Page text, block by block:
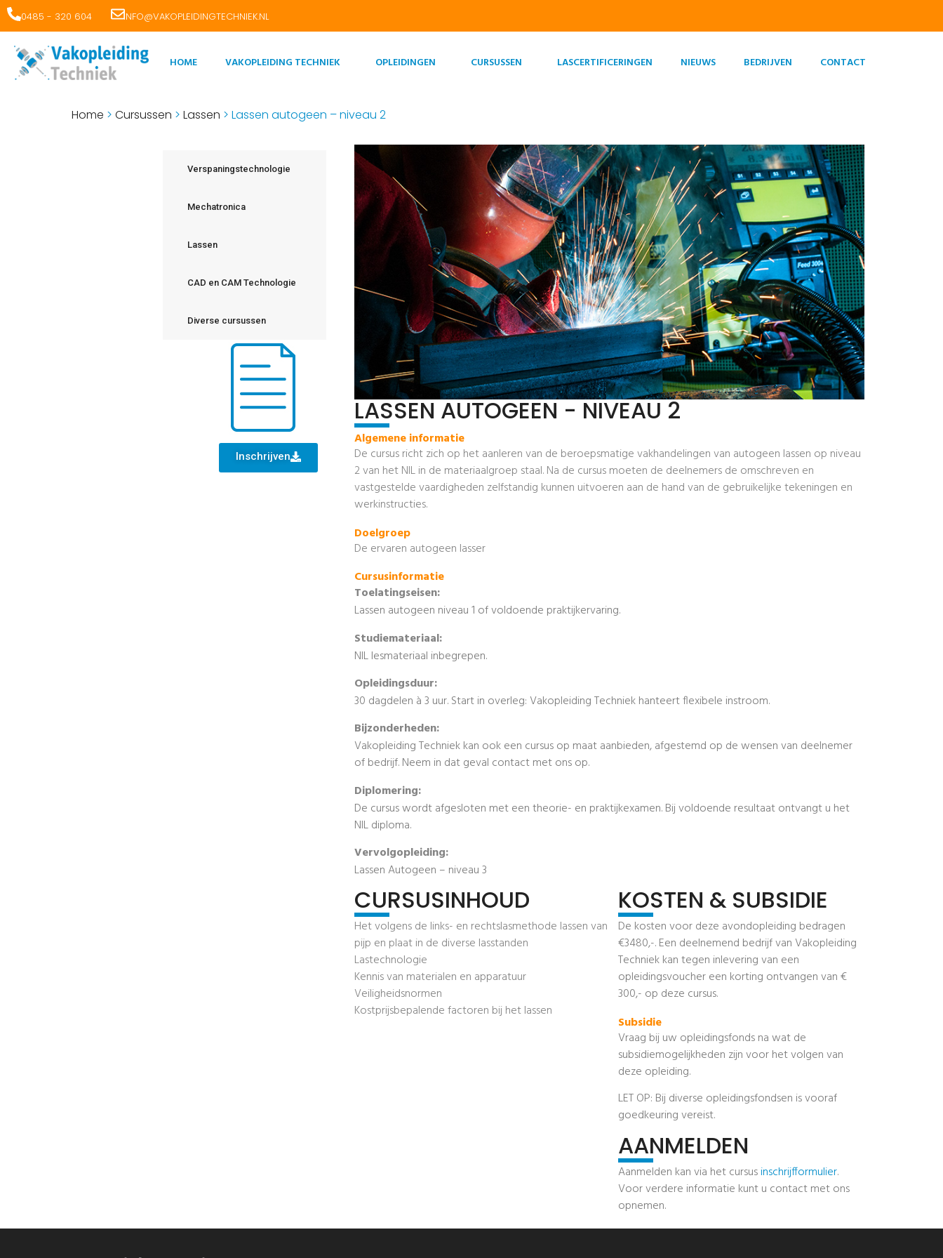
0485 - 320 604 INFO@VAKOPLEIDINGTECHNIEK.NL
HOME VAKOPLEIDING TECHNIEK OPLEIDINGEN CURSUSSEN LASCERTIFICERINGEN NIEUWS BEDRIJVEN CONTACT
Home > Cursussen > Lassen > Lassen autogeen – niveau 2
Verspaningstechnologie
Mechatronica
Lassen
CAD en CAM Technologie
Diverse cursussen
Inschrijven
LASSEN AUTOGEEN - NIVEAU 2
Algemene informatie
De cursus richt zich op het aanleren van de beroepsmatige vakhandelingen van autogeen lassen op niveau
2 van het NIL in de materiaalgroep staal. Na de cursus moeten de deelnemers de omschreven en
vastgestelde vaardigheden zelfstandig kunnen uitvoeren aan de hand van de gebruikelijke tekeningen en
werkinstructies.
Doelgroep
De ervaren autogeen lasser
Cursusinformatie
Toelatingseisen:
Lassen autogeen niveau 1 of voldoende praktijkervaring.
Studiemateriaal:
NIL lesmateriaal inbegrepen.
Opleidingsduur:
30 dagdelen à 3 uur. Start in overleg: Vakopleiding Techniek hanteert flexibele instroom.
Bijzonderheden:
Vakopleiding Techniek kan ook een cursus op maat aanbieden, afgestemd op de wensen van deelnemer
of bedrijf. Neem in dat geval contact met ons op.
Diplomering:
De cursus wordt afgesloten met een theorie- en praktijkexamen. Bij voldoende resultaat ontvangt u het
NIL diploma.
Vervolgopleiding:
Lassen Autogeen – niveau 3
CURSUSINHOUD
Het volgens de links- en rechtslasmethode lassen van
pijp en plaat in de diverse lasstanden
Lastechnologie
Kennis van materialen en apparatuur
Veiligheidsnormen
Kostprijsbepalende factoren bij het lassen
KOSTEN & SUBSIDIE
De kosten voor deze avondopleiding bedragen
€3480,-. Een deelnemend bedrijf van Vakopleiding
Techniek kan tegen inlevering van een
opleidingsvoucher een korting ontvangen van €
300,- op deze cursus.
Subsidie
Vraag bij uw opleidingsfonds na wat de
subsidiemogelijkheden zijn voor het volgen van
deze opleiding.
LET OP: Bij diverse opleidingsfondsen is vooraf
goedkeuring vereist.
AANMELDEN
Aanmelden kan via het cursusinschrijfformulier.
Voor verdere informatie kunt u contact met ons
opnemen.